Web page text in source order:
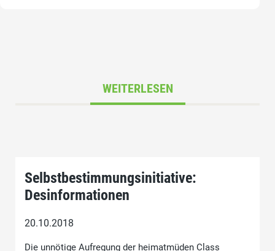
WEITERLESEN
Selbstbestimmungsinitiative:
Desinformationen
20.10.2018
Die unnötige Aufregung der heimatmüden Class